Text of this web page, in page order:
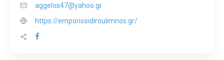
aggelos47@yahoo.gr
https://emporiosidiroulimnos.gr/